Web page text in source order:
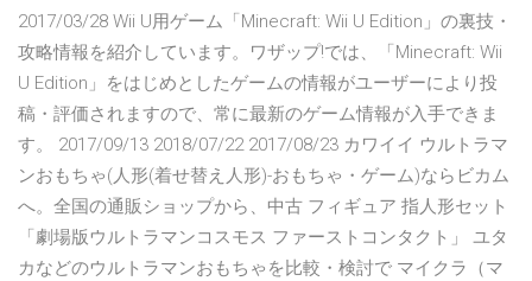
2017/03/28 Wii U用ゲーム「Minecraft: Wii U Edition」の裏技・
攻略情報を紹介しています。ワザップ!では、「Minecraft: Wii
U Edition」をはじめとしたゲームの情報がユーザーにより投
稿・評価されますので、常に最新のゲーム情報が入手できま
す。 2017/09/13 2018/07/22 2017/08/23 カワイイ ウルトラマ
ンおもちゃ(人形(着せ替え人形)-おもちゃ・ゲーム)ならビカム
へ。全国の通販ショップから、中古 フィギュア 指人形セット
「劇場版ウルトラマンコスモス ファーストコンタクト」 ユタ
カなどのウルトラマンおもちゃを比較・検討で マイクラ（マ